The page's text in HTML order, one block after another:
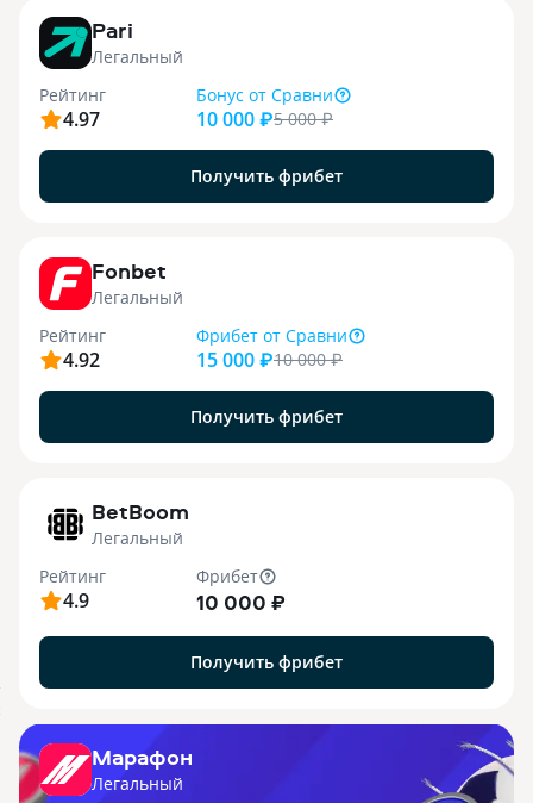
Pari
Легальный
Рейтинг
4.97
Бонус от Сравни
10 000 ₽5 000₽
Получить фрибет
Fonbet
Легальный
Рейтинг
4.92
Фрибет от Сравни
15 000 ₽10 000₽
Получить фрибет
BetBoom
Легальный
Рейтинг
4.9
Фрибет
10 000 ₽
Получить фрибет
Марафон
Легальный
.